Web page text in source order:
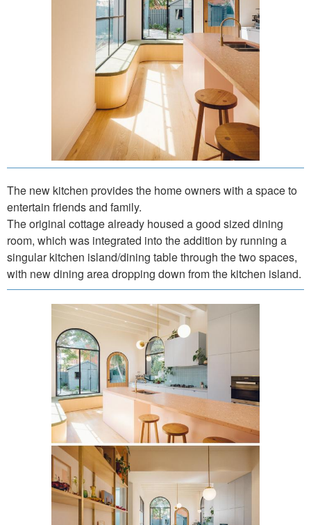
The new kitchen provides the home owners with a space to
entertain friends and family.
The original cottage already housed a good sized dining
room, which was integrated into the addition by running a
singular kitchen island/dining table through the two spaces,
with new dining area dropping down from the kitchen island.